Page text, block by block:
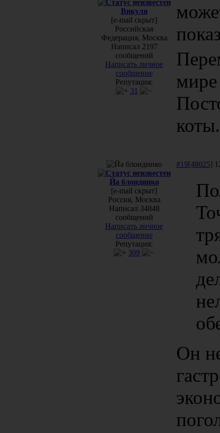
Викуля
[e-mail скрыт]
Российская
Федерация, Москва
Написал 2197
сообщений
Написать личное
сообщение
Репутация:
31
мире
коты.
Йа блондинко
[e-mail скрыт]
Россия, Москва
Написал 34848
сообщений
Написать личное
сообщение
Репутация:
309
#19[48025]
Он